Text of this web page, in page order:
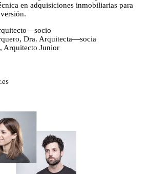
en adquisiciones inmobiliarias para
Dra. Arquitecta—socia
Arquitecto Junior